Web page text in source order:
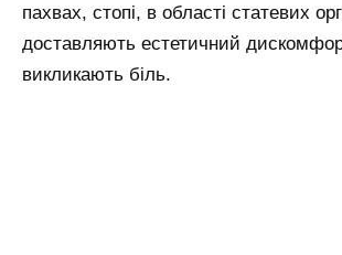
пахвах, стопі, в області статевих
доставляють естетичний
викликають біль.